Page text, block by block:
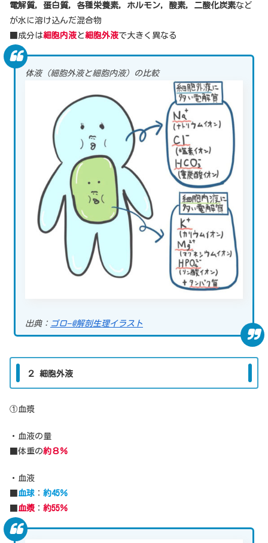
電解質，蛋白質，各種栄養素，ホルモン，酸素，二酸化炭素など
が水に溶け込んだ混合物
■成分は細胞内液と細胞外液で大きく異なる
体液（細胞外液と細胞内液）の比較
出典： ゴロ−@解剖生理イラスト
２ 細胞外液
①血漿
・血液の量
■体重の約８％
・血液
血球 ： 約45％
血漿 ： 約55％